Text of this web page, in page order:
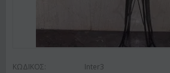
ΚΩΔΙΚΟΣ: Inter3